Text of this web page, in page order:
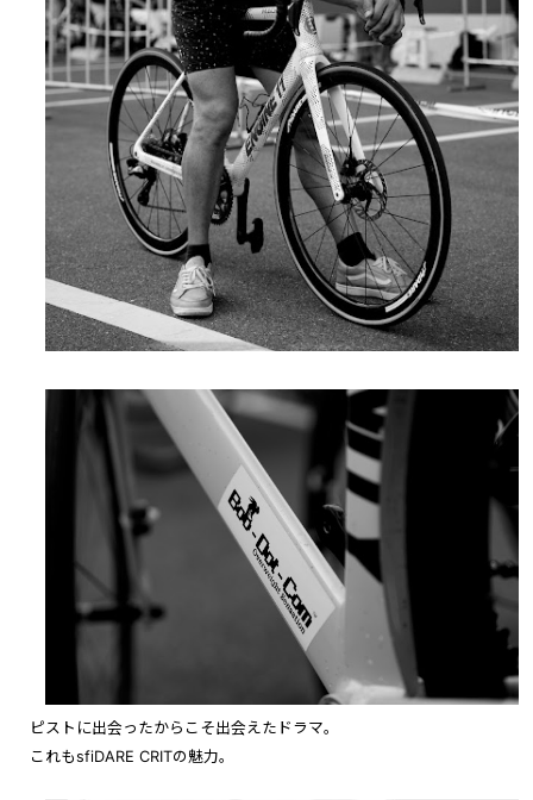
ピストに出会ったからこそ出会えたドラマ。
これもsfiDARE CRITの魅力。